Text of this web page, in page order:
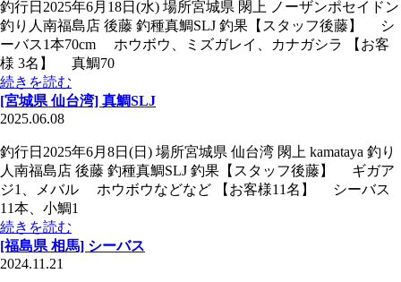
釣行日2025年6月18日(水) 場所宮城県 閖上 ノーザンポセイドン
釣り人南福島店 後藤 釣種真鯛SLJ 釣果【スタッフ後藤】 シ
ーバス1本70cm ホウボウ、ミズガレイ、カナガシラ 【お客
様 3名】 真鯛70
続きを読む
[宮城県 仙台湾] 真鯛SLJ
2025.06.08
釣行日2025年6月8日(日) 場所宮城県 仙台湾 閖上 kamataya 釣り
人南福島店 後藤 釣種真鯛SLJ 釣果【スタッフ後藤】 ギガア
ジ1、メバル ホウボウなどなど 【お客様11名】 シーバス
11本、小鯛1
続きを読む
[福島県 相馬] シーバス
2024.11.21